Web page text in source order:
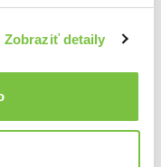
Zobraziť detaily
potreby